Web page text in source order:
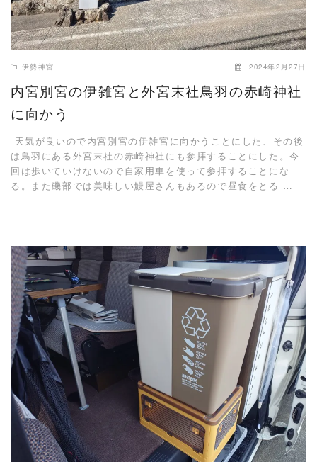
伊勢神宮 2024年2月27日
内宮別宮の伊雑宮と外宮末社鳥羽の赤崎神社
に向かう
天気が良いので内宮別宮の伊雑宮に向かうことにした、その後
は鳥羽にある外宮末社の赤崎神社にも参拝することにした。今
回は歩いていけないので自家用車を使って参拝することにな
る。また磯部では美味しい鰻屋さんもあるので昼食をとる …
READ MORE